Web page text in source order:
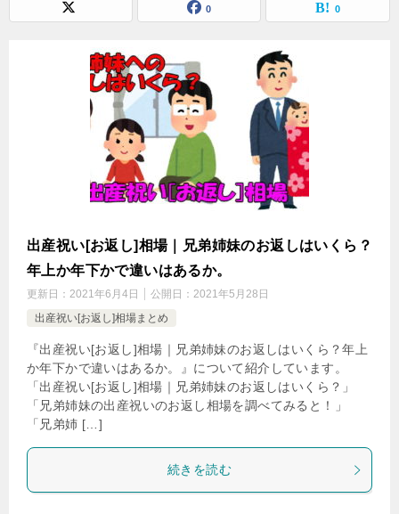
0 0
出産祝い[お返し]相場｜兄弟姉妹のお返しはいくら？
年上か年下かで違いはあるか。
更新日： 2021年6月4日 公開日： 2021年5月28日
出産祝い[お返し]相場まとめ
『出産祝い[お返し]相場｜兄弟姉妹のお返しはいくら？年上
か年下かで違いはあるか。』について紹介しています。
「出産祝い[お返し]相場｜兄弟姉妹のお返しはいくら？」
「兄弟姉妹の出産祝いのお返し相場を調べてみると！」
「兄弟姉 […]
続きを読む